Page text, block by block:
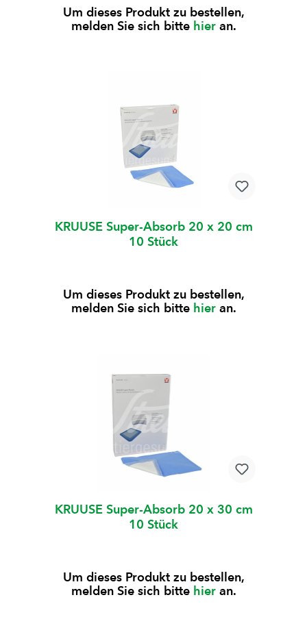
Um dieses Produkt zu bestellen,
melden Sie sich bitte hieran.
KRUUSE Super-Absorb 20 x 20 cm
10 Stück
Um dieses Produkt zu bestellen,
melden Sie sich bitte hieran.
KRUUSE Super-Absorb 20 x 30 cm
10 Stück
Um dieses Produkt zu bestellen,
melden Sie sich bitte hieran.